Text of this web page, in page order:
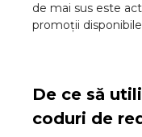
de mai sus este
promoții
De ce să
coduri de